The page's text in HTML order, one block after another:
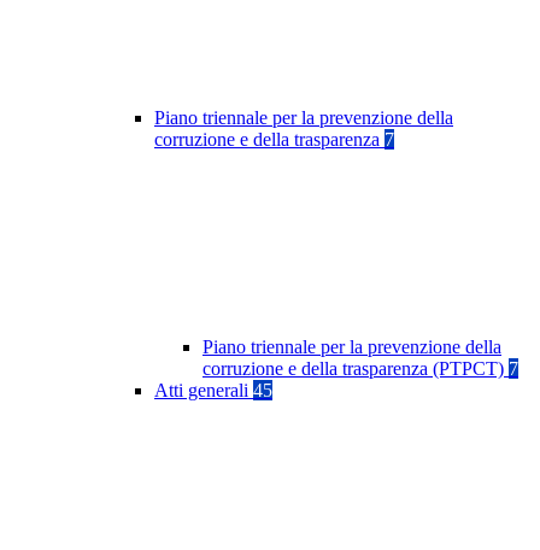
Piano triennale per la prevenzione della
corruzione e della trasparenza 7
Piano triennale per la prevenzione della
corruzione e della trasparenza (PTPCT) 7
Atti generali 45